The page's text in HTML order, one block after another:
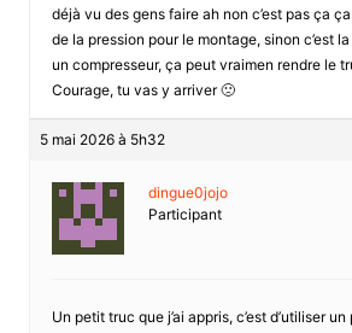
déjà vu des gens faire ah non c’est pas ça
de la pression pour le montage, sinon c’est la
un compresseur, ça peut vraimen rendre le
Courage, tu vas y arriver 🙁
5 mai 2026 à 5h32
dingue0jojo
Participant
Un petit truc que j’ai appris, c’est d’utiliser